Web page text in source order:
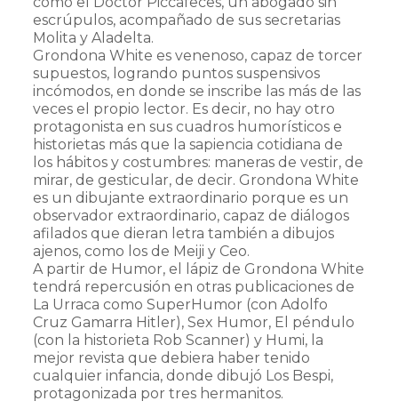
escrúpulos, acompañado de sus secretarias
Molita y Aladelta.
Grondona White es venenoso, capaz de torcer
supuestos, logrando puntos suspensivos
incómodos, en donde se inscribe las más de las
veces el propio lector. Es decir, no hay otro
protagonista en sus cuadros humorísticos e
historietas más que la sapiencia cotidiana de
los hábitos y costumbres: maneras de vestir, de
mirar, de gesticular, de decir. Grondona White
es un dibujante extraordinario porque es un
observador extraordinario, capaz de diálogos
afilados que dieran letra también a dibujos
ajenos, como los de Meiji y Ceo.
A partir de Humor, el lápiz de Grondona White
tendrá repercusión en otras publicaciones de
La Urraca como SuperHumor (con Adolfo
Cruz Gamarra Hitler), Sex Humor, El péndulo
(con la historieta Rob Scanner) y Humi, la
mejor revista que debiera haber tenido
cualquier infancia, donde dibujó Los Bespi,
protagonizada por tres hermanitos.